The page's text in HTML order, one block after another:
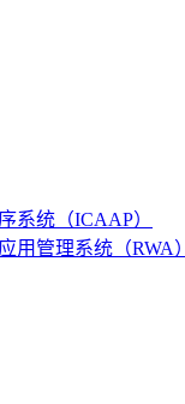
系统（ICAAP）
用管理系统（RWA）